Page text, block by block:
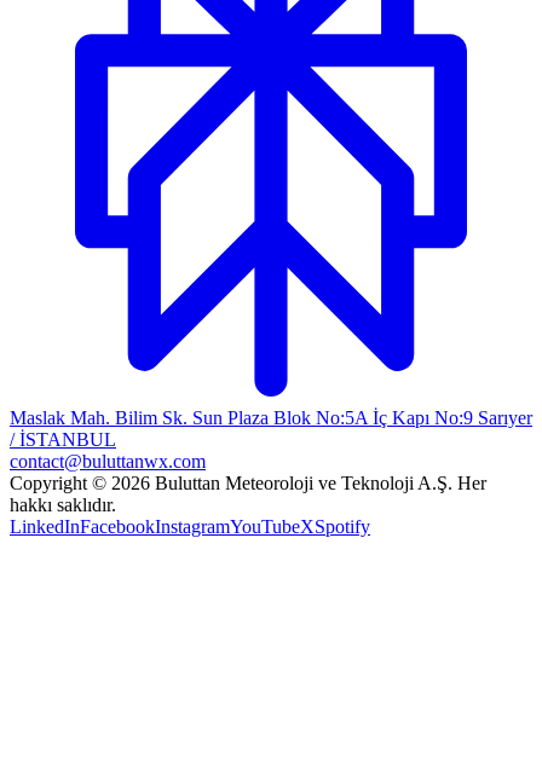
Maslak Mah. Bilim Sk. Sun Plaza Blok No:5A İç Kapı No:9 Sarıyer
/ İSTANBUL
contact@buluttanwx.com
Copyright © 2026 Buluttan Meteoroloji ve Teknoloji A.Ş. Her
hakkı saklıdır.
LinkedInFacebookInstagramYouTubeXSpotify